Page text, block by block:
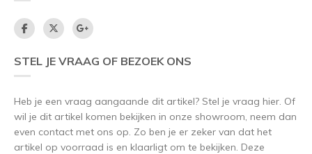
STEL JE VRAAG OF BEZOEK ONS
Heb je een vraag aangaande dit artikel? Stel je vraag hier. Of
wil je dit artikel komen bekijken in onze showroom, neem dan
even contact met ons op. Zo ben je er zeker van dat het
artikel op voorraad is en klaarligt om te bekijken. Deze